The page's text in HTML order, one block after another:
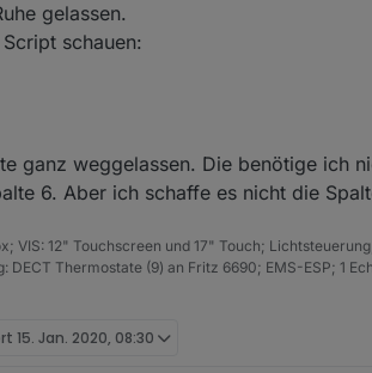
gelassen.
schauen:
ganz weggelassen. Die benötige ich
6. Aber ich schaffe es nicht die
VIS: 12" Touchscreen und 17" Touch;
DECT Thermostate (9) an Fritz 6690; EMS-ESP; 1
15. Jan. 2020, 08:30